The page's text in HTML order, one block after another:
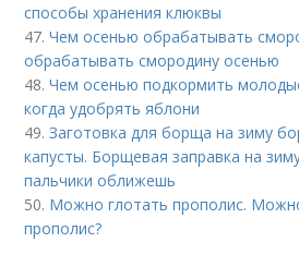
способы хранения клюквы
47.Чем осенью обрабатывать
обрабатывать смородину осенью
48.Чем осенью подкормить
когда удобрять яблони
49.Заготовка для борща на зиму
капусты. Борщевая заправка на
пальчики оближешь
50. Можно глотать прополис.
прополис?